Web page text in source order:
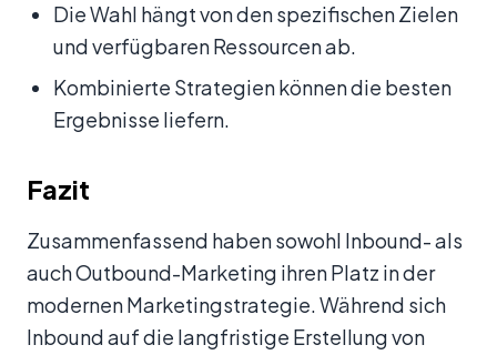
Die Wahl hängt von den spezifischen Zielen
und verfügbaren Ressourcen ab.
Kombinierte Strategien können die besten
Ergebnisse liefern.
Fazit
Zusammenfassend haben sowohl Inbound- als
auch Outbound-Marketing ihren Platz in der
modernen Marketingstrategie. Während sich
Inbound auf die langfristige Erstellung von